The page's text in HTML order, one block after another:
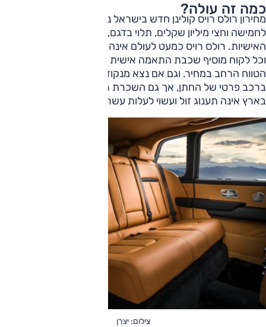
כמה זה עולה?
מחירון רולס רויס קולינן חדש בישראל נע בין ארבעה וחצי
לחמישה וחצי מיליון שקלים, תלוי בדגם, באבזור ובהתאמות
האישיות. רולס רויס כמעט לעולם אינה מייצר שני כלי רכב זהים,
וכל לקוח מוסיף שכבת התאמה אישית בעצמו, מה שמסביר את
הטווח הרחב במחיר. וגם אם נצא מנקודת ההנחה שלא מדובר
ברכב פרטי של החתן, אך גם השכרת רולס רויס לערב אחד
בארץ אינה תענוג זול ועשוי לעלות עשרות אלפי שקלים.
צילום: יצרן